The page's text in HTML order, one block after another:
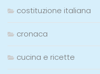
costituzione italiana
cronaca
cucina e ricette